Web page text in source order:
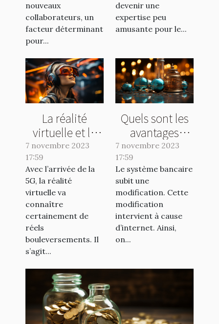
nouveaux
collaborateurs, un
facteur déterminant
pour...
devenir une
expertise peu
amusante pour le...
La réalité
virtuelle et la
5G : ce qu’il faut
comprendre !
7 novembre 2023
17:59
Avec l’arrivée de la
5G, la réalité
virtuelle va
connaître
certainement de
réels
bouleversements. Il
s’agit...
Quels sont les
avantages
d’une banque
en ligne ?
7 novembre 2023
17:59
Le système bancaire
subit une
modification. Cette
modification
intervient à cause
d’internet. Ainsi,
on...